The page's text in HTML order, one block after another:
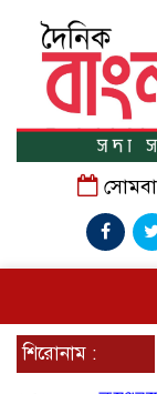
শিরোনাম :